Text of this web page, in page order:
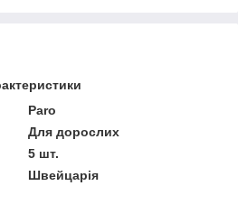
Paro
Для дорослих
5 шт.
Швейцарія